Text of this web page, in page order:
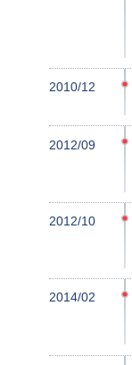
2010/12
2012/09
2012/10
2014/02